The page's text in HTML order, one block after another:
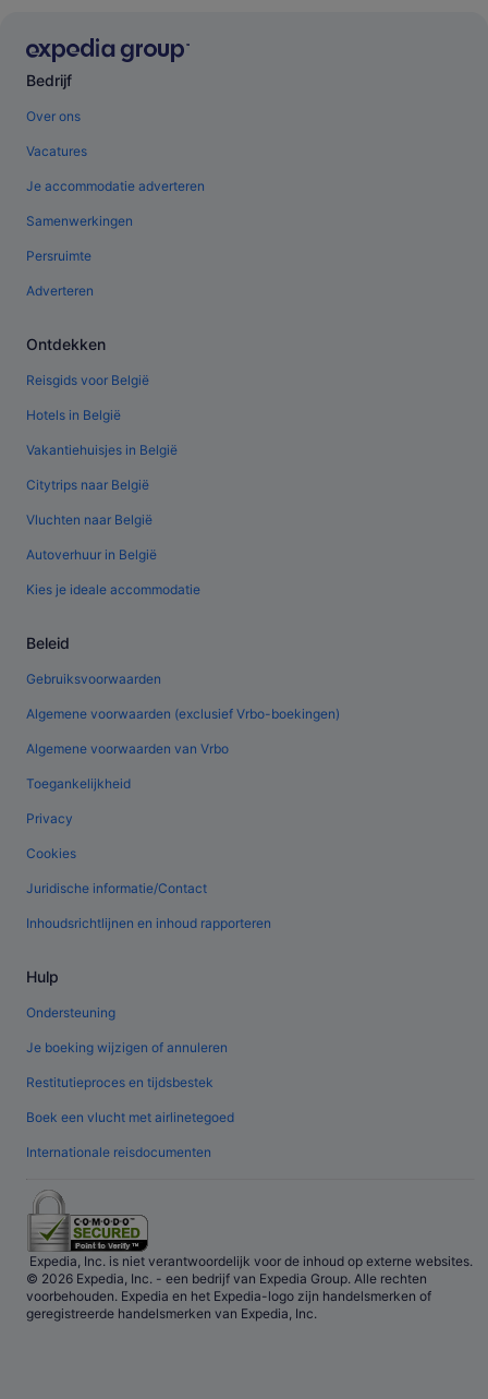
Bedrijf
Over ons
Vacatures
Je accommodatie adverteren
Samenwerkingen
Persruimte
Adverteren
Ontdekken
Reisgids voor België
Hotels in België
Vakantiehuisjes in België
Citytrips naar België
Vluchten naar België
Autoverhuur in België
Kies je ideale accommodatie
Beleid
Gebruiksvoorwaarden
Algemene voorwaarden (exclusief Vrbo-boekingen)
Algemene voorwaarden van Vrbo
Toegankelijkheid
Privacy
Cookies
Juridische informatie/Contact
Inhoudsrichtlijnen en inhoud rapporteren
Hulp
Ondersteuning
Je boeking wijzigen of annuleren
Restitutieproces en tijdsbestek
Boek een vlucht met airlinetegoed
Internationale reisdocumenten
Expedia, Inc. is niet verantwoordelijk voor de inhoud op externe websites.
© 2026 Expedia, Inc. - een bedrijf van Expedia Group. Alle rechten
voorbehouden. Expedia en het Expedia-logo zijn handelsmerken of
geregistreerde handelsmerken van Expedia, Inc.